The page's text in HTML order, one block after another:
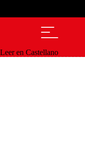
Leer en Castellano